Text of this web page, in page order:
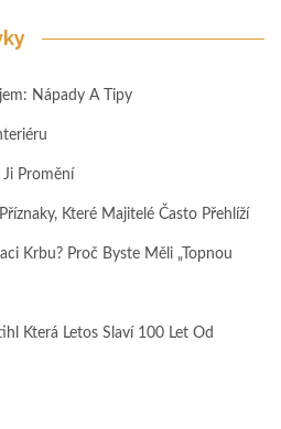
Nápady A Tipy
Ji Promění
Které Majitelé Často Přehlíží
Krbu? Proč Byste Měli „topnou
Která Letos Slaví 100 Let Od